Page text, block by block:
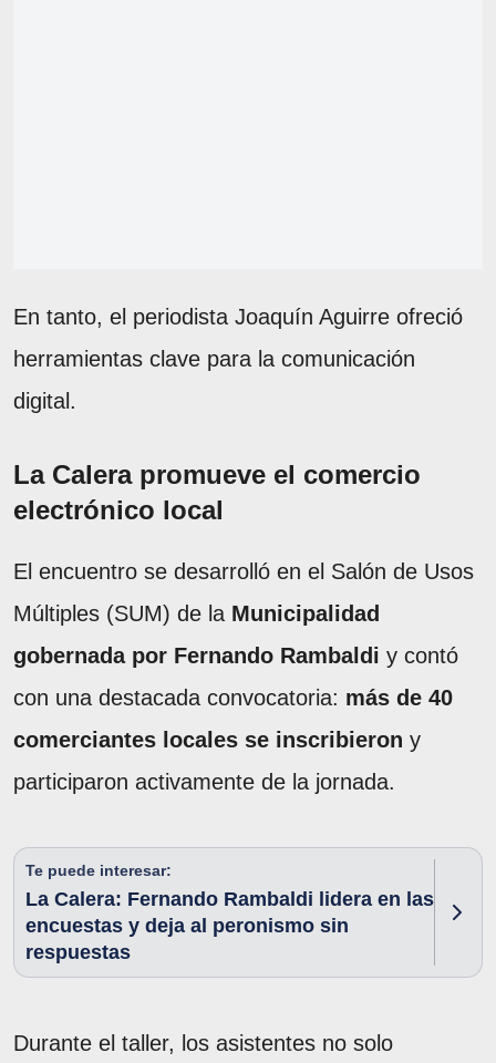
En tanto, el periodista Joaquín Aguirre ofreció
herramientas clave para la comunicación
digital.
La Calera promueve el comercio
electrónico local
El encuentro se desarrolló en el Salón de Usos
Múltiples (SUM) de la Municipalidad
gobernada por Fernando Rambaldi y contó
con una destacada convocatoria: más de 40
comerciantes locales se inscribieron y
participaron activamente de la jornada.
Te puede interesar:
La Calera: Fernando Rambaldi lidera en las
encuestas y deja al peronismo sin
respuestas
Durante el taller, los asistentes no solo